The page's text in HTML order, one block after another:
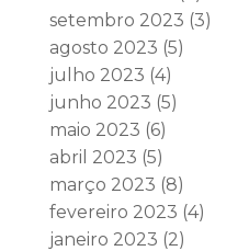
setembro 2023 (3)
agosto 2023 (5)
julho 2023 (4)
junho 2023 (5)
maio 2023 (6)
abril 2023 (5)
março 2023 (8)
fevereiro 2023 (4)
janeiro 2023 (2)